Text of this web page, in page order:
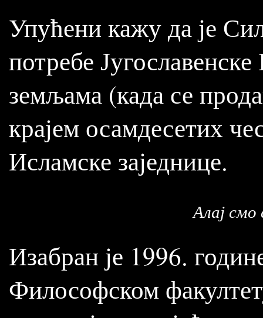
Упућени кажу да је
потребе
земљама (када се
крајем осамдесетих
Исламске заједнице.
Алај смо
Изабран је 1996.
Философском